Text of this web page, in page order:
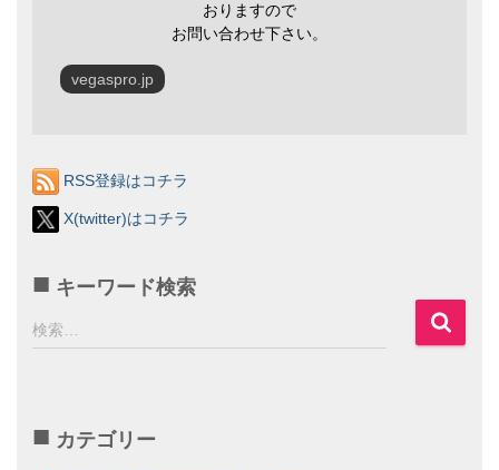
おりますので
お問い合わせ下さい。
vegaspro.jp
RSS登録はコチラ
X(twitter)はコチラ
キーワード検索
検
索
検索…
カテゴリー